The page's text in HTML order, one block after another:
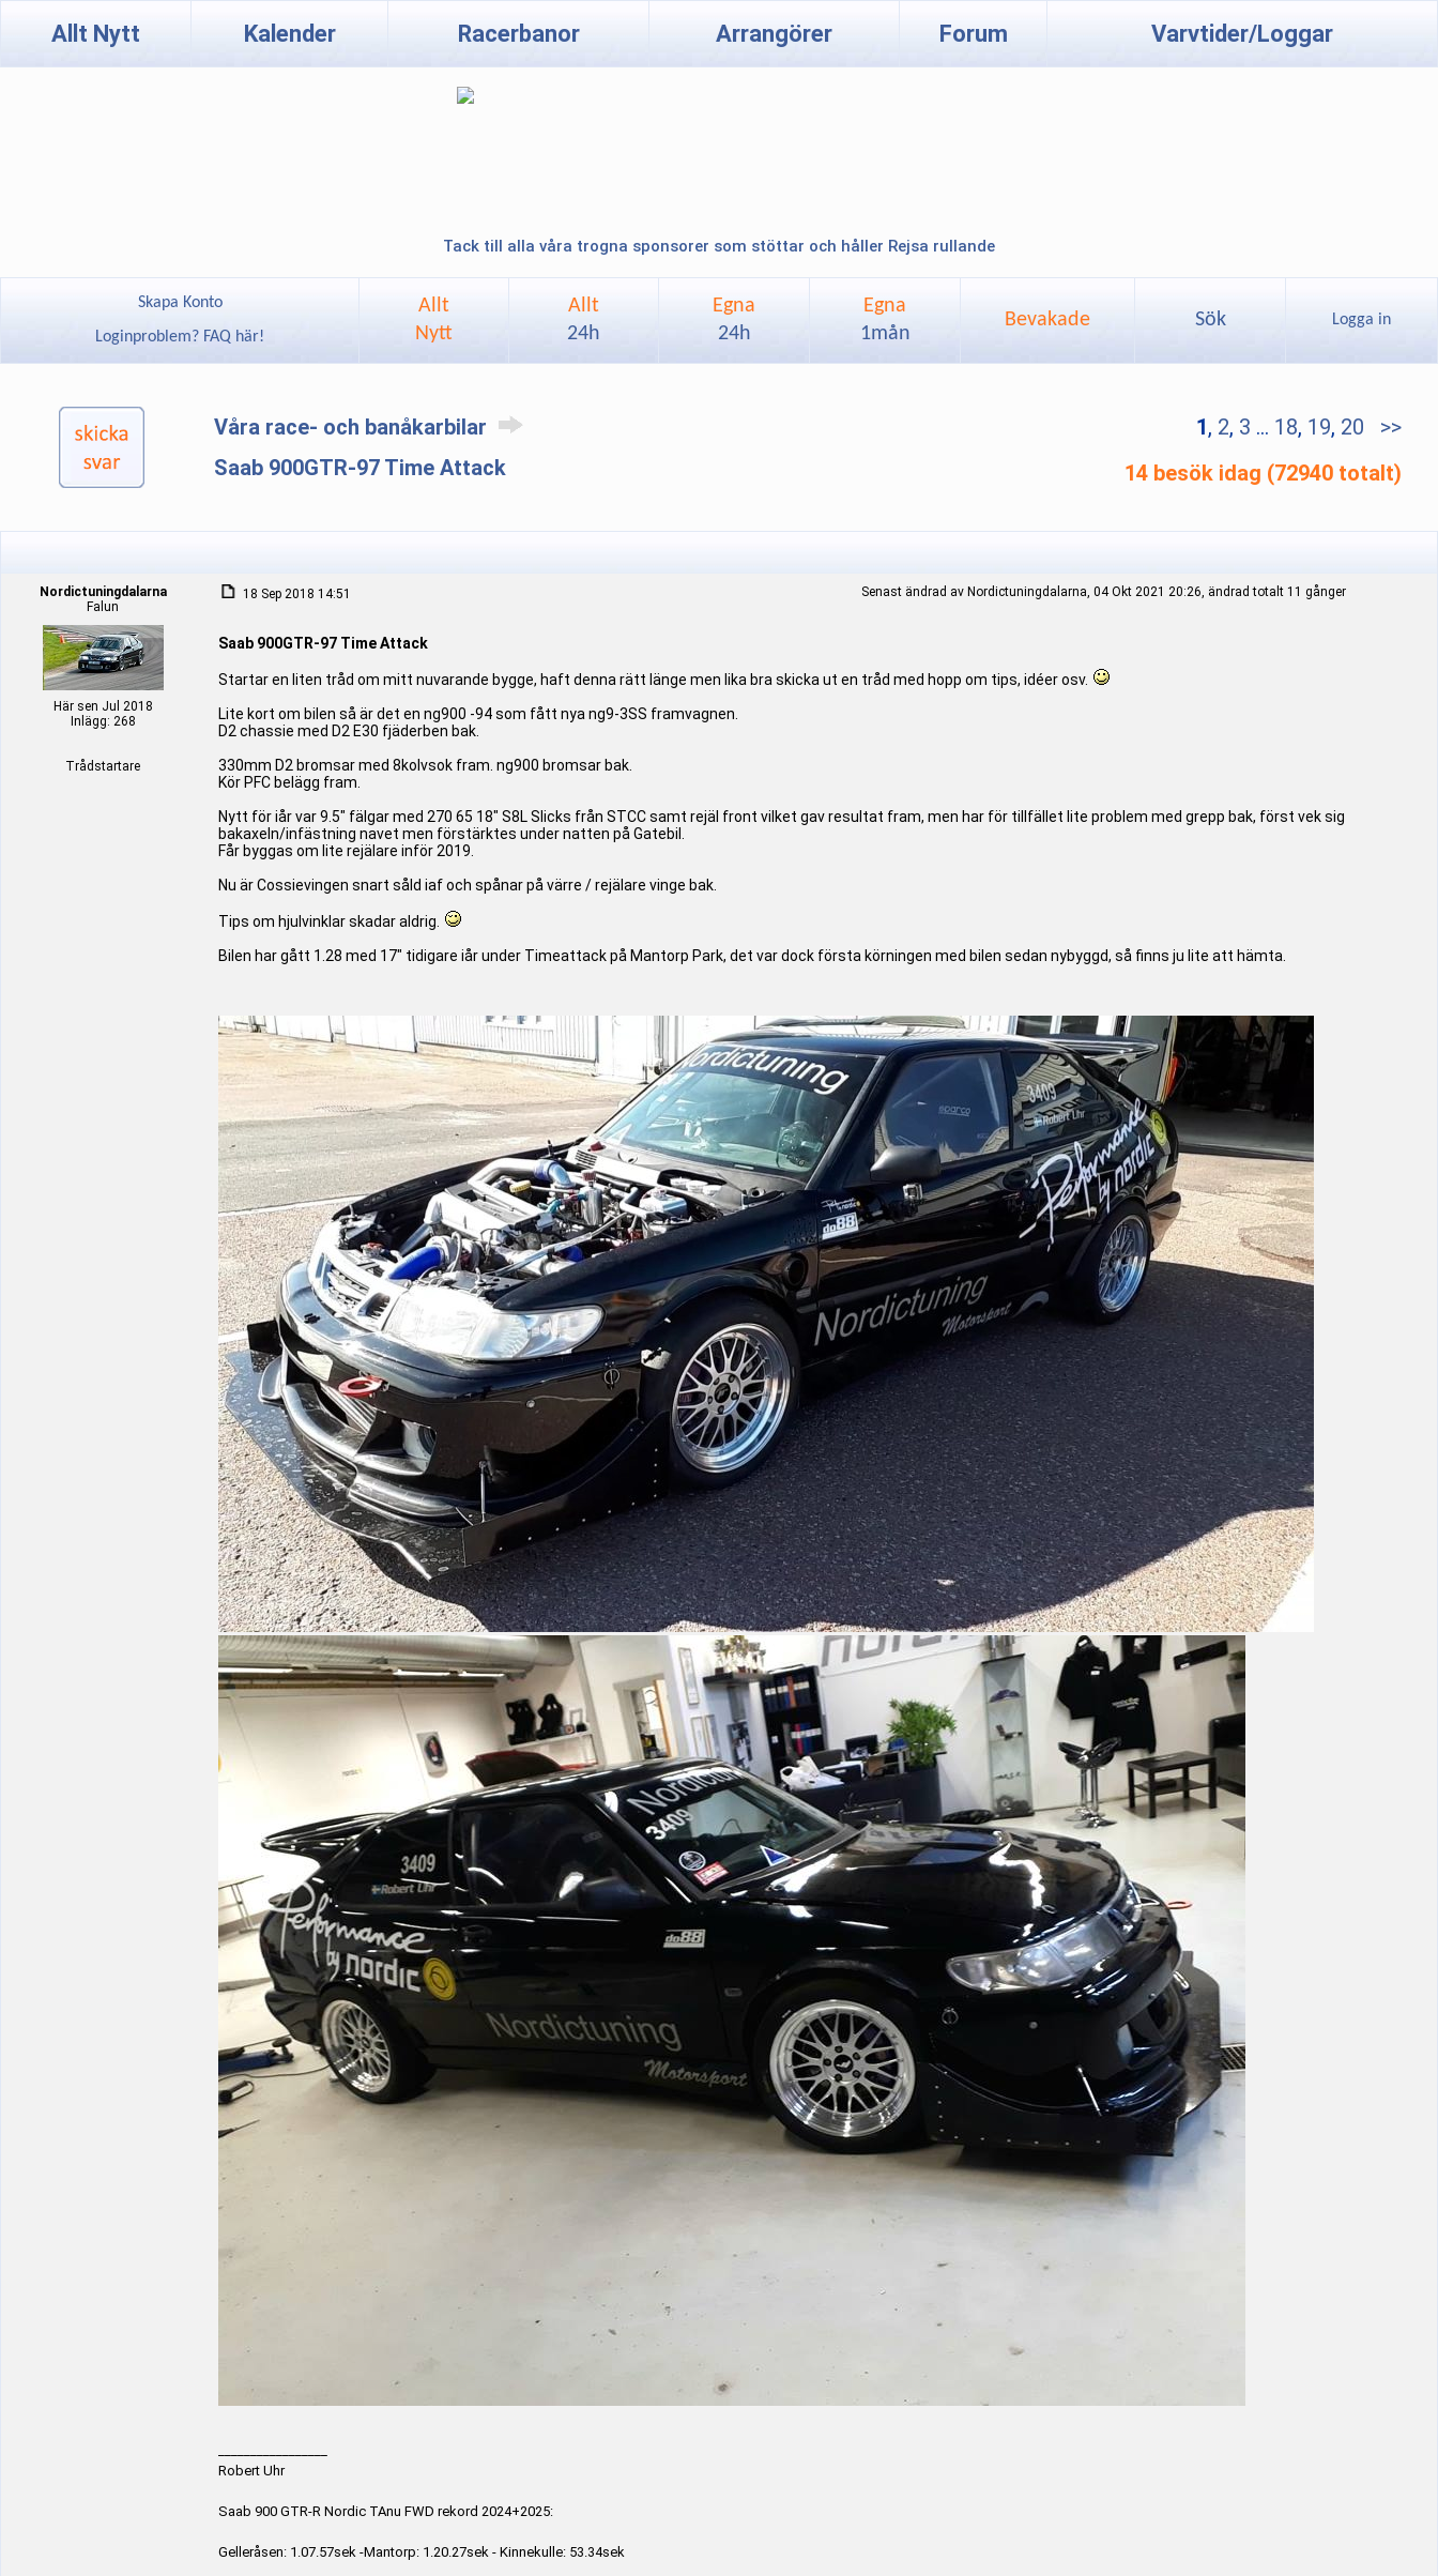
Allt Nytt Kalender Racerbanor Arrangörer Forum Varvtider/Loggar
Tack till alla våra trogna sponsorer som stöttar och håller Rejsa rullande
Skapa Konto
Loginproblem? FAQ här!
Allt
Nytt
Allt
24h
Egna
24h
Egna
1mån
Bevakade Sök Logga in
Våra race- och banåkarbilar
Saab 900GTR-97 Time Attack
1, 2, 3 ... 18, 19, 20
>>
14 besök idag (72940 totalt)
Nordictuningdalarna
Falun
Här sen Jul 2018
Inlägg: 268
Trådstartare
18 Sep 2018 14:51 Senast ändrad av Nordictuningdalarna, 04 Okt 2021 20:26, ändrad totalt 11 gånger
Saab 900GTR-97 Time Attack
Startar en liten tråd om mitt nuvarande bygge, haft denna rätt länge men lika bra skicka ut en tråd med hopp om tips, idéer osv.
Lite kort om bilen så är det en ng900 -94 som fått nya ng9-3SS framvagnen.
D2 chassie med D2 E30 fjäderben bak.
330mm D2 bromsar med 8kolvsok fram. ng900 bromsar bak.
Kör PFC belägg fram.
Nytt för iår var 9.5" fälgar med 270 65 18" S8L Slicks från STCC samt rejäl front vilket gav resultat fram, men har för tillfället lite problem med grepp bak, först vek sig
bakaxeln/infästning navet men förstärktes under natten på Gatebil.
Får byggas om lite rejälare inför 2019.
Nu är Cossievingen snart såld iaf och spånar på värre / rejälare vinge bak.
Tips om hjulvinklar skadar aldrig.
Bilen har gått 1.28 med 17" tidigare iår under Timeattack på Mantorp Park, det var dock första körningen med bilen sedan nybyggd, så finns ju lite att hämta.
Robert Uhr
Saab 900 GTR-R Nordic TAnu FWD rekord 2024+2025:
Gelleråsen: 1.07.57sek -Mantorp: 1.20.27sek - Kinnekulle: 53.34sek